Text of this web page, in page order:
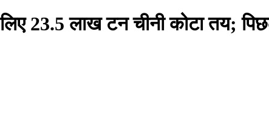
23.5 लाख टन चीनी कोटा तय;